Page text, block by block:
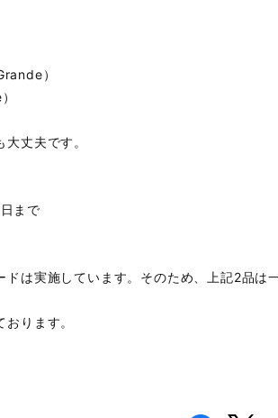
）
丈夫です。
まで
ドは実施しています。そのため、上記2品は
ります。